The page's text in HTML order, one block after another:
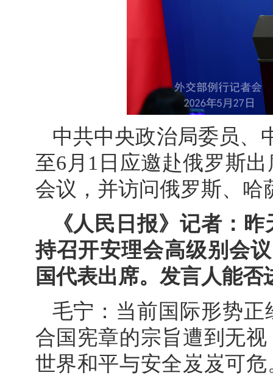
中共中央政治局委员、
至6月1日应邀赴俄罗斯
会议，并访问俄罗斯、哈
《人民日报》记者：
持召开安理会高级别会
国代表出席。发言人能否
毛宁：当前国际形势
合国宪章的宗旨遭到无
世界和平与安全岌岌可